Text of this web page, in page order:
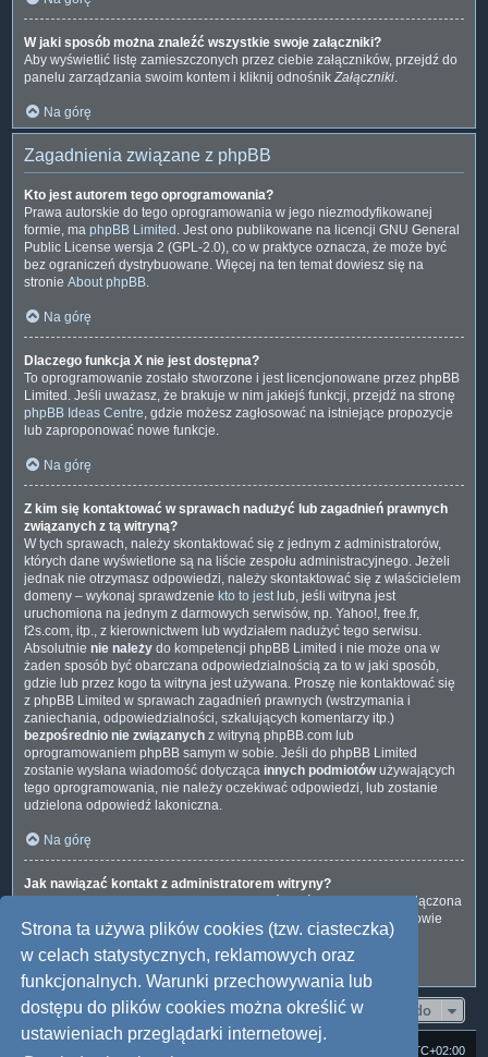
Strona ta używa plików cookies (tzw. ciasteczka)
w celach statystycznych, reklamowych oraz
funkcjonalnych. Warunki przechowywania lub
dostępu do plików cookies można określić w
ustawieniach przeglądarki internetowej.
W jaki sposób można znaleźć wszystkie swoje załączniki?
Aby wyświetlić listę zamieszczonych przez ciebie załączników, przejdź do
panelu zarządzania swoim kontem i kliknij odnośnik Załączniki.
Na górę
Zagadnienia związane z phpBB
Kto jest autorem tego oprogramowania?
Prawa autorskie do tego oprogramowania w jego niezmodyfikowanej
formie, ma phpBB Limited. Jest ono publikowane na licencji GNU General
Public License wersja 2 (GPL-2.0), co w praktyce oznacza, że może być
bez ograniczeń dystrybuowane. Więcej na ten temat dowiesz się na
stronie About phpBB.
Na górę
Dlaczego funkcja X nie jest dostępna?
To oprogramowanie zostało stworzone i jest licencjonowane przez phpBB
Limited. Jeśli uważasz, że brakuje w nim jakiejś funkcji, przejdź na stronę
phpBB Ideas Centre, gdzie możesz zagłosować na istniejące propozycje
lub zaproponować nowe funkcje.
Na górę
Z kim się kontaktować w sprawach nadużyć lub zagadnień prawnych
związanych z tą witryną?
W tych sprawach, należy skontaktować się z jednym z administratorów,
których dane wyświetlone są na liście zespołu administracyjnego. Jeżeli
jednak nie otrzymasz odpowiedzi, należy skontaktować się z właścicielem
domeny – wykonaj sprawdzenie kto to jestlub, jeśli witryna jest
uruchomiona na jednym z darmowych serwisów, np. Yahoo!, free.fr,
f2s.com, itp., z kierownictwem lub wydziałem nadużyć tego serwisu.
Absolutnie nie należy do kompetencji phpBB Limited i nie może ona w
żaden sposób być obarczana odpowiedzialnością za to w jaki sposób,
gdzie lub przez kogo ta witryna jest używana. Proszę nie kontaktować się
z phpBB Limited w sprawach zagadnień prawnych (wstrzymania i
zaniechania, odpowiedzialności, szkalujących komentarzy itp.)
bezpośrednio nie związanych z witryną phpBB.com lub
oprogramowaniem phpBB samym w sobie. Jeśli do phpBB Limited
zostanie wysłana wiadomość dotycząca innych podmiotówużywających
tego oprogramowania, nie należy oczekiwać odpowiedzi, lub zostanie
udzielona odpowiedź lakoniczna.
Na górę
Jak nawiązać kontakt z administratorem witryny?
Wszyscy użytkownicy witryny mogą używać – jeśli funkcja ta jest włączona
przez administratora witryny – formularza „Kontakt z nami”. Członkowie
witryny mogą także używać odnośnika „Zespół administracyjny”.
Na górę
Przejdź do
UTC+02:00